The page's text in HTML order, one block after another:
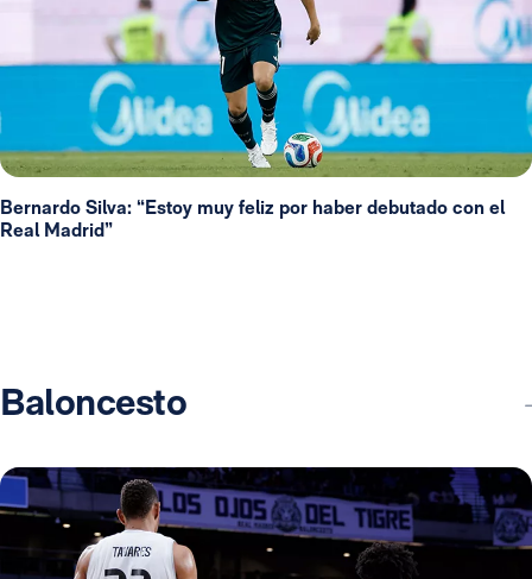
Bernardo Silva: “Estoy muy feliz por haber debutado con el
Real Madrid”
Baloncesto